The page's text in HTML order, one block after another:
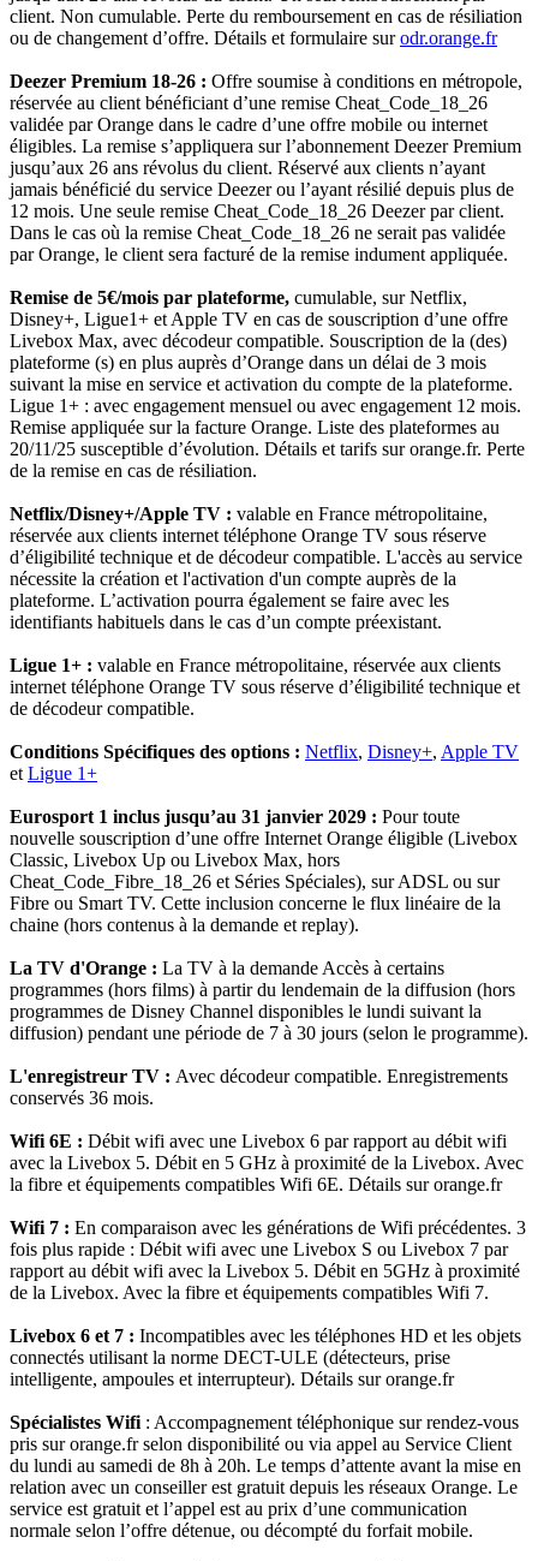
client. Non cumulable. Perte du remboursement en cas de résiliation
ou de changement d’offre. Détails et formulaire surodr.orange.fr
Deezer Premium 18-26 : Offre soumise à conditions en métropole,
réservée au client bénéficiant d’une remise Cheat_Code_18_26
validée par Orange dans le cadre d’une offre mobile ou internet
éligibles. La remise s’appliquera sur l’abonnement Deezer Premium
jusqu’aux 26 ans révolus du client. Réservé aux clients n’ayant
jamais bénéficié du service Deezer ou l’ayant résilié depuis plus de
12 mois. Une seule remise Cheat_Code_18_26 Deezer par client.
Dans le cas où la remise Cheat_Code_18_26 ne serait pas validée
par Orange, le client sera facturé de la remise indument appliquée.
Remise de 5€/mois par plateforme, cumulable, sur Netflix,
Disney+, Ligue1+ et Apple TV en cas de souscription d’une offre
Livebox Max, avec décodeur compatible. Souscription de la (des)
plateforme (s) en plus auprès d’Orange dans un délai de 3 mois
suivant la mise en service et activation du compte de la plateforme.
Ligue 1+ : avec engagement mensuel ou avec engagement 12 mois.
Remise appliquée sur la facture Orange. Liste des plateformes au
20/11/25 susceptible d’évolution. Détails et tarifs sur orange.fr. Perte
de la remise en cas de résiliation.
Netflix/Disney+/Apple TV : valable en France métropolitaine,
réservée aux clients internet téléphone Orange TV sous réserve
d’éligibilité technique et de décodeur compatible. L'accès au service
nécessite la création et l'activation d'un compte auprès de la
plateforme. L’activation pourra également se faire avec les
identifiants habituels dans le cas d’un compte préexistant.
Ligue 1+ : valable en France métropolitaine, réservée aux clients
internet téléphone Orange TV sous réserve d’éligibilité technique et
de décodeur compatible.
Conditions Spécifiques des options : Netflix, Disney+, Apple TV
et Ligue 1+
Eurosport 1 inclus jusqu’au 31 janvier 2029 : Pour toute
nouvelle souscription d’une offre Internet Orange éligible (Livebox
Classic, Livebox Up ou Livebox Max, hors
Cheat_Code_Fibre_18_26 et Séries Spéciales), sur ADSL ou sur
Fibre ou Smart TV. Cette inclusion concerne le flux linéaire de la
chaine (hors contenus à la demande et replay).
La TV d'Orange : La TV à la demande Accès à certains
programmes (hors films) à partir du lendemain de la diffusion (hors
programmes de Disney Channel disponibles le lundi suivant la
diffusion) pendant une période de 7 à 30 jours (selon le programme).
L'enregistreur TV : Avec décodeur compatible. Enregistrements
conservés 36 mois.
Wifi 6E : Débit wifi avec une Livebox 6 par rapport au débit wifi
avec la Livebox 5. Débit en 5 GHz à proximité de la Livebox. Avec
la fibre et équipements compatibles Wifi 6E. Détails sur orange.fr
Wifi 7 : En comparaison avec les générations de Wifi précédentes. 3
fois plus rapide : Débit wifi avec une Livebox S ou Livebox 7 par
rapport au débit wifi avec la Livebox 5. Débit en 5GHz à proximité
de la Livebox. Avec la fibre et équipements compatibles Wifi 7.
Livebox 6 et 7 : Incompatibles avec les téléphones HD et les objets
connectés utilisant la norme DECT-ULE (détecteurs, prise
intelligente, ampoules et interrupteur). Détails sur orange.fr
Spécialistes Wifi : Accompagnement téléphonique sur rendez-vous
pris sur orange.fr selon disponibilité ou via appel au Service Client
du lundi au samedi de 8h à 20h. Le temps d’attente avant la mise en
relation avec un conseiller est gratuit depuis les réseaux Orange. Le
service est gratuit et l’appel est au prix d’une communication
normale selon l’offre détenue, ou décompté du forfait mobile.